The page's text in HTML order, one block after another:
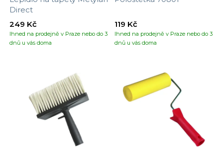
Direct
Ihned na prodejně v Praze nebo do 3
dnů u vás doma
249 Kč
Ihned na prodejně v Praze nebo do 3
dnů u vás doma
119 Kč